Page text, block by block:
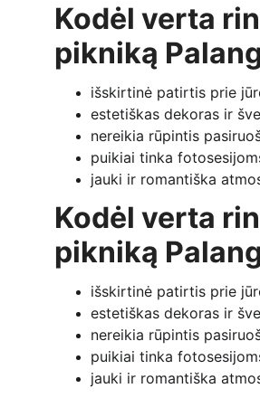
Kodėl verta
pikniką
išskirtinė patirtis prie
estetiškas dekoras ir
nereikia rūpintis
puikiai tinka
jauki ir romantiška
Kodėl verta
pikniką
išskirtinė patirtis prie
estetiškas dekoras ir
nereikia rūpintis
puikiai tinka
jauki ir romantiška